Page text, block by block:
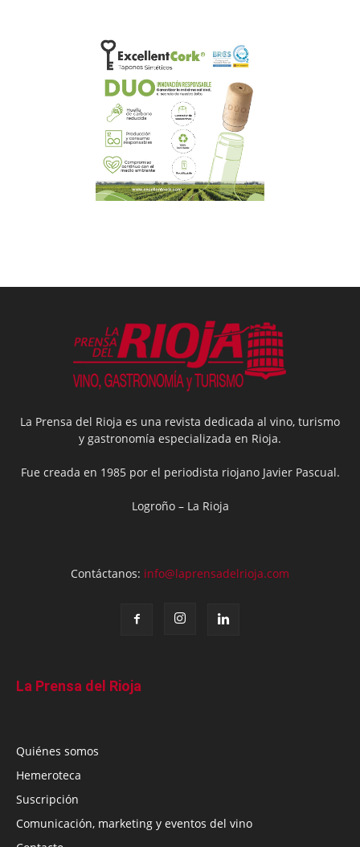
La Prensa del Rioja es una revista dedicada al vino, turismo
y gastronomía especializada en Rioja.
Fue creada en 1985 por el periodista riojano Javier Pascual.
Logroño – La Rioja
Contáctanos: info@laprensadelrioja.com
La Prensa del Rioja
Quiénes somos
Hemeroteca
Suscripción
Comunicación, marketing y eventos del vino